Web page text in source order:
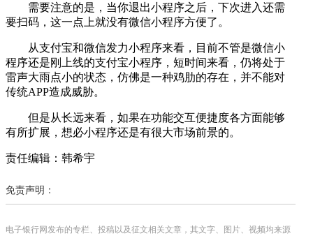
需要注意的是，当你退出小程序之后，下次进入还需
要扫码，这一点上就没有微信小程序方便了。
从支付宝和微信发力小程序来看，目前不管是微信小
程序还是刚上线的支付宝小程序，短时间来看，仍将处于
雷声大雨点小的状态，仿佛是一种鸡肋的存在，并不能对
传统APP造成威胁。
但是从长远来看，如果在功能交互便捷度各方面能够
有所扩展，想必小程序还是有很大市场前景的。
责任编辑：韩希宇
免责声明：
电子银行网发布的专栏、投稿以及征文相关文章，其文字、图片、视频均来源